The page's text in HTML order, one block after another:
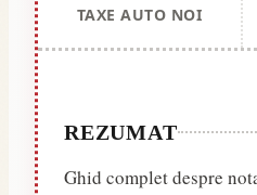
TAXE AUTO NOI
REZUMAT
Ghid complet despre